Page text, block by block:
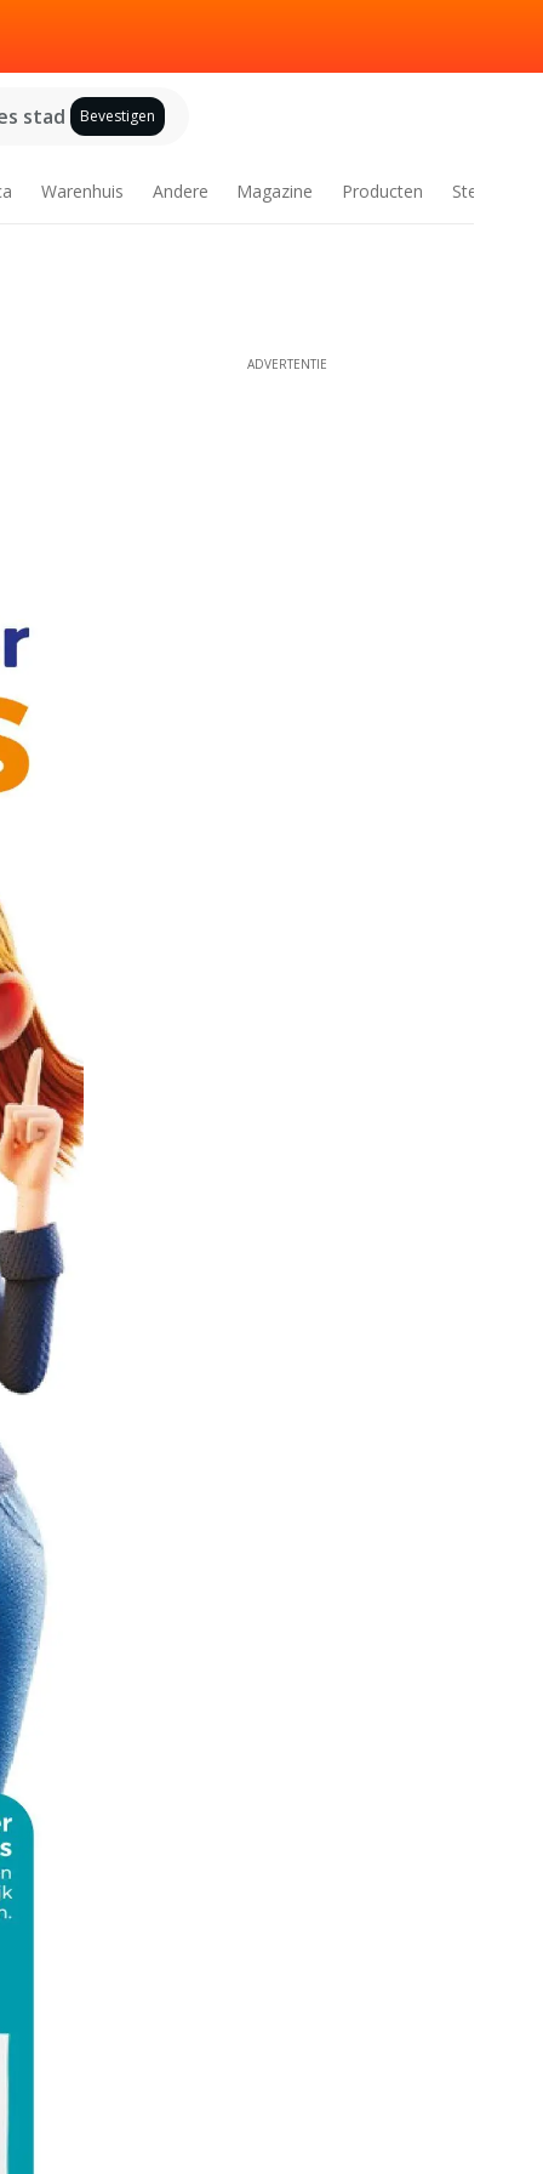
stad Bevestigen
Warenhuis Andere Magazine Producten Steden
ADVERTENTIE